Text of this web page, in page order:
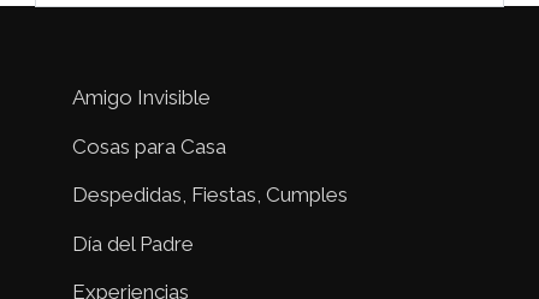
Amigo Invisible
Cosas para Casa
Despedidas, Fiestas, Cumples
Día del Padre
Experiencias